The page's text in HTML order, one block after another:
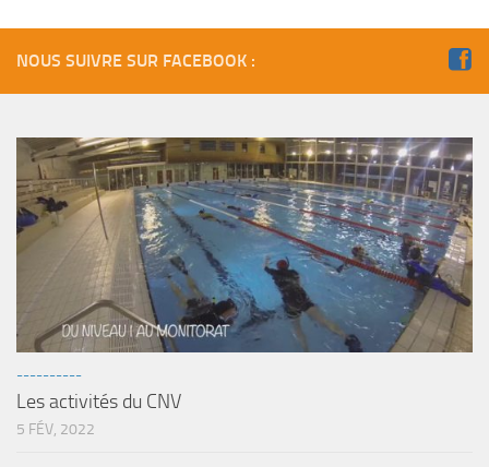
NOUS SUIVRE SUR FACEBOOK :
----------
Les activités du CNV
5 FÉV, 2022